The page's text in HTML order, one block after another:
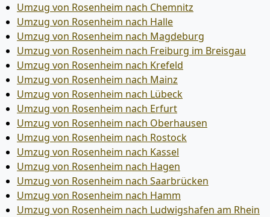
Umzug von Rosenheim nach Chemnitz
Umzug von Rosenheim nach Halle
Umzug von Rosenheim nach Magdeburg
Umzug von Rosenheim nach Freiburg im Breisgau
Umzug von Rosenheim nach Krefeld
Umzug von Rosenheim nach Mainz
Umzug von Rosenheim nach Lübeck
Umzug von Rosenheim nach Erfurt
Umzug von Rosenheim nach Oberhausen
Umzug von Rosenheim nach Rostock
Umzug von Rosenheim nach Kassel
Umzug von Rosenheim nach Hagen
Umzug von Rosenheim nach Saarbrücken
Umzug von Rosenheim nach Hamm
Umzug von Rosenheim nach Ludwigshafen am Rhein